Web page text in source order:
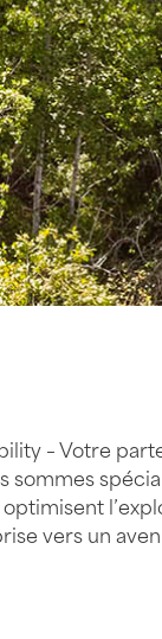
– Votre
sommes
vers un